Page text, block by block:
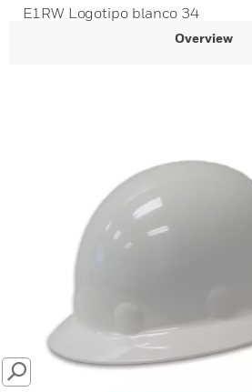
E1RW Logotipo blanco 34
Overview
SEARCH